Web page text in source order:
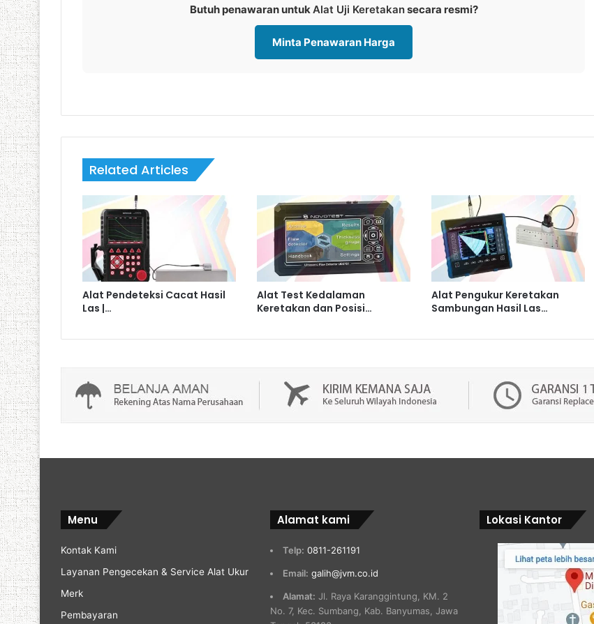
Butuh penawaran untukAlat Uji Keretakansecara resmi?
Minta Penawaran Harga
Related Articles
Alat Pendeteksi Cacat Hasil
Las |…
Alat Test Kedalaman
Keretakan dan Posisi…
Alat Pengukur Keretakan
Sambungan Hasil Las…
Menu
Kontak Kami
Layanan Pengecekan & Service Alat Ukur
Merk
Pembayaran
Alamat kami
Telp: 0811-261191
Email: galih@jvm.co.id
Alamat: Jl. Raya Karanggintung, KM. 2
No. 7, Kec. Sumbang, Kab. Banyumas, Jawa
Lokasi Kantor